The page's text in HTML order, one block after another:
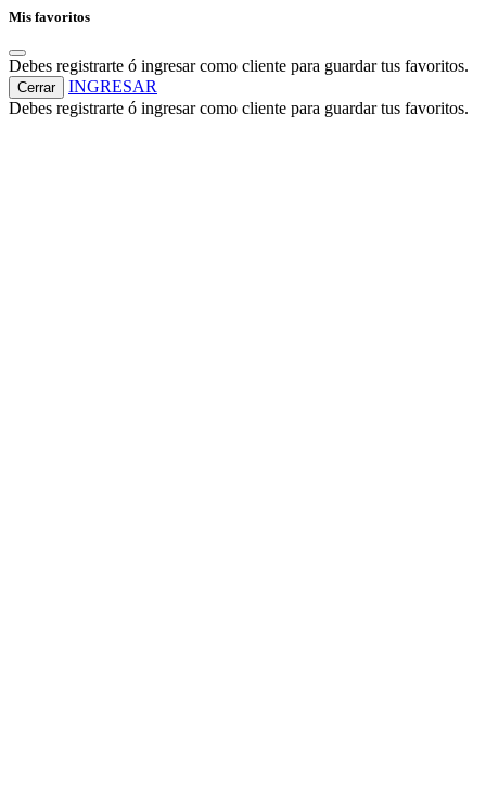
Mis favoritos
Debes registrarte ó ingresar como cliente para guardar tus favoritos.
Cerrar
INGRESAR
Debes registrarte ó ingresar como cliente para guardar tus favoritos.